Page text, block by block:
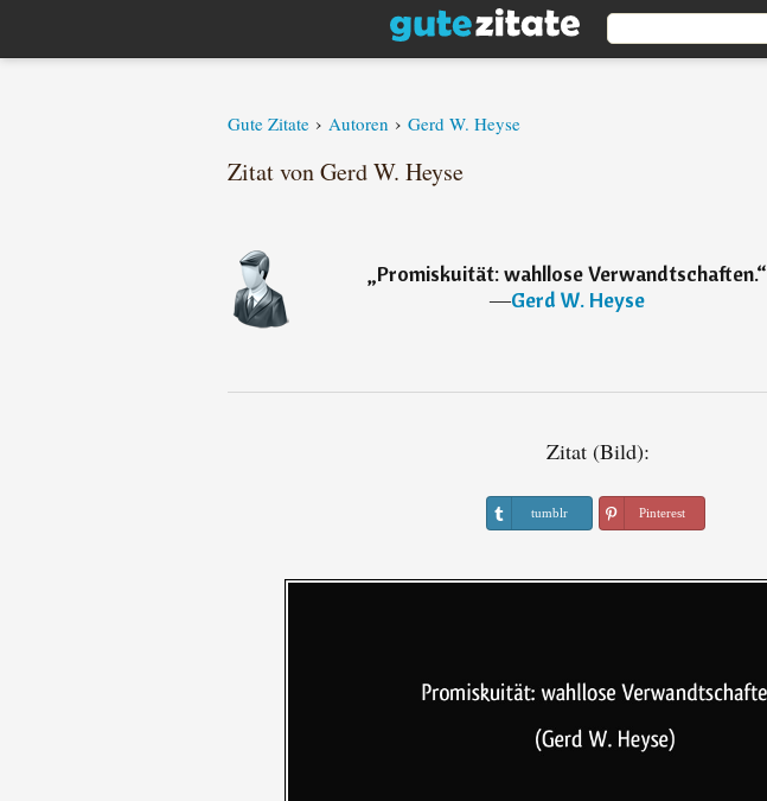
Gute Zitate › Autoren › Gerd W. Heyse
Zitat von Gerd W. Heyse
„Promiskuität: wahllose Verwandtschaften.“
―Gerd W. Heyse
Zitat (Bild):
tumblr Pinterest